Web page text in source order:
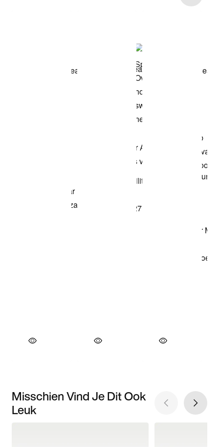
Misschien Vind Je Dit Ook
Leuk